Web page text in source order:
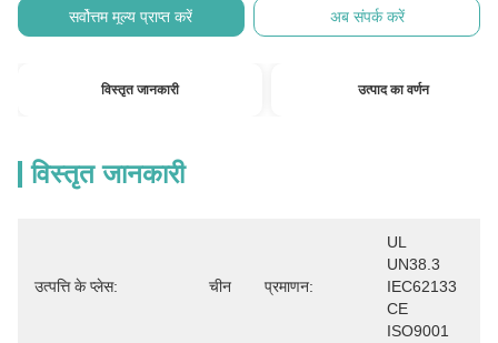
सर्वोत्तम मूल्य प्राप्त करें अब संपर्क करें
विस्तृत जानकारी उत्पाद का वर्णन
विस्तृत जानकारी
उत्पत्ति के प्लेस: चीन प्रमाणन:
UL
UN38.3
IEC62133
CE
ISO9001